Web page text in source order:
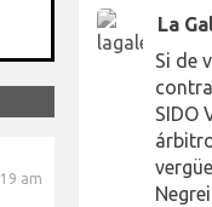
am
La
Si de
SIDO